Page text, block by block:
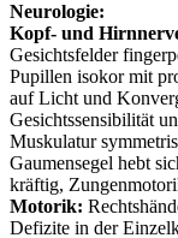
Neurologie:
Kopf- und
Gesichtsfelder
Pupillen isokor mit
auf Licht und
Gesichtssensibilität
Muskulatur
Gaumensegel hebt
kräftig,
Motorik:
Defizite in der